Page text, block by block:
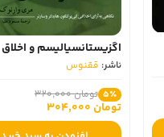
اگزیستانسیالیسم و اخلاق
ناشر: ققنوس
5٪ تومان 320,000
تومان 304,000